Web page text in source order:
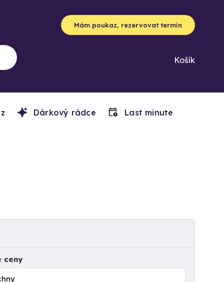
Mám poukaz, rezervovat termín
Košík
Dárkový rádce Last minute
ceny